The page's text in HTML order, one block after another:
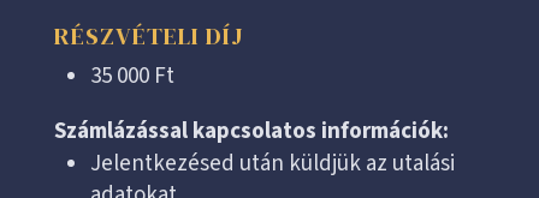
RÉSZVÉTELI DÍJ
35 000 Ft
Számlázással kapcsolatos információk:
Jelentkezésed után küldjük az utalási